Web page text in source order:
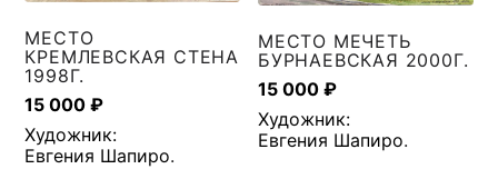
МЕСТО
КРЕМЛЕВСКАЯ СТЕНА
1998Г.
15 000₽
Художник:
Евгения Шапиро.
МЕСТО МЕЧЕТЬ
БУРНАЕВСКАЯ 2000Г.
15 000₽
Художник:
Евгения Шапиро.